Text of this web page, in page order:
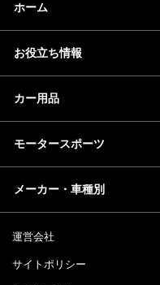
ホーム
お役立ち情報
カー用品
モータースポーツ
メーカー・車種別
運営会社
サイトポリシー